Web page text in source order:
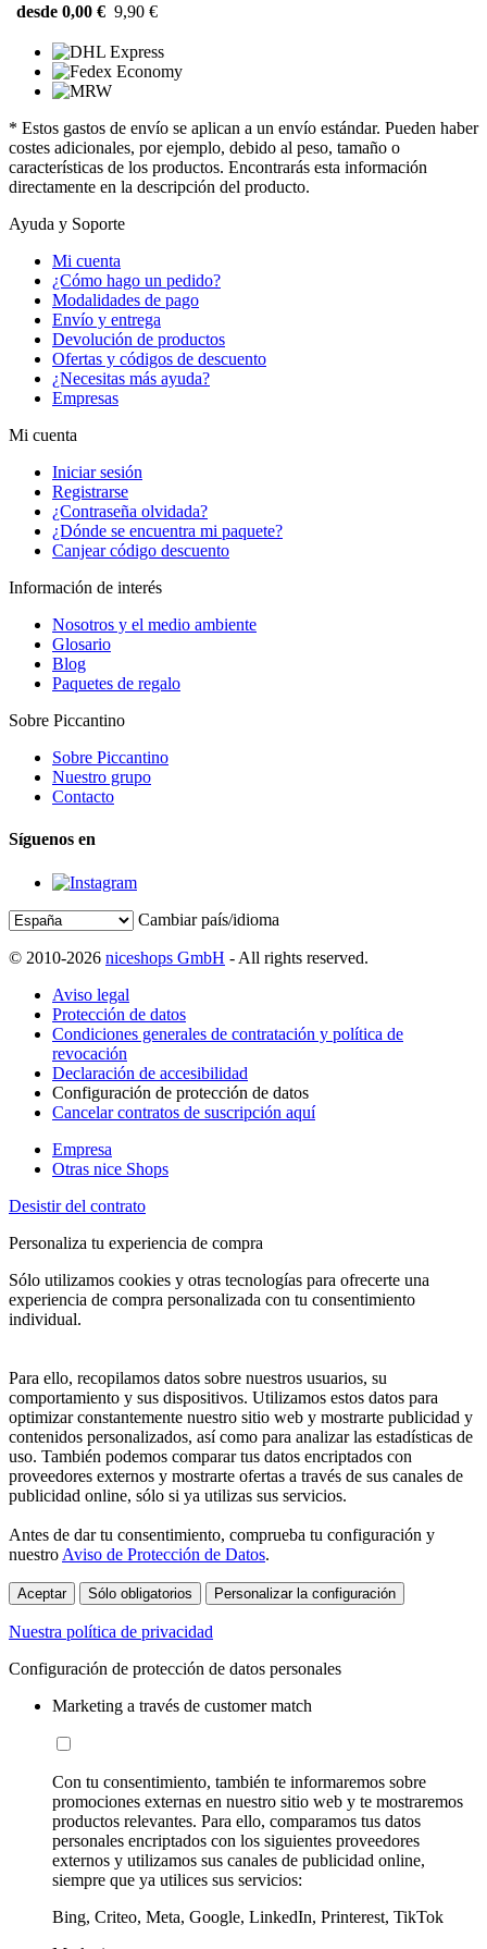
desde 0,00 € 9,90 €
* Estos gastos de envío se aplican a un envío estándar. Pueden haber
costes adicionales, por ejemplo, debido al peso, tamaño o
características de los productos. Encontrarás esta información
directamente en la descripción del producto.
Ayuda y Soporte
Mi cuenta
¿Cómo hago un pedido?
Modalidades de pago
Envío y entrega
Devolución de productos
Ofertas y códigos de descuento
¿Necesitas más ayuda?
Empresas
Mi cuenta
Iniciar sesión
Registrarse
¿Contraseña olvidada?
¿Dónde se encuentra mi paquete?
Canjear código descuento
Información de interés
Nosotros y el medio ambiente
Glosario
Blog
Paquetes de regalo
Sobre Piccantino
Sobre Piccantino
Nuestro grupo
Contacto
Síguenos en
Cambiar país/idioma
© 2010-2026 niceshops GmbH - All rights reserved.
Aviso legal
Protección de datos
Condiciones generales de contratación y política de
revocación
Declaración de accesibilidad
Configuración de protección de datos
Cancelar contratos de suscripción aquí
Empresa
Otras nice Shops
Desistir del contrato
Personaliza tu experiencia de compra
Sólo utilizamos cookies y otras tecnologías para ofrecerte una
experiencia de compra personalizada con tu consentimiento
individual.
Para ello, recopilamos datos sobre nuestros usuarios, su
comportamiento y sus dispositivos. Utilizamos estos datos para
optimizar constantemente nuestro sitio web y mostrarte publicidad y
contenidos personalizados, así como para analizar las estadísticas de
uso. También podemos comparar tus datos encriptados con
proveedores externos y mostrarte ofertas a través de sus canales de
publicidad online, sólo si ya utilizas sus servicios.
Antes de dar tu consentimiento, comprueba tu configuración y
nuestro Aviso de Protección de Datos.
Aceptar Sólo obligatorios Personalizar la configuración
Nuestra política de privacidad
Configuración de protección de datos personales
Marketing a través de customer match
Con tu consentimiento, también te informaremos sobre
promociones externas en nuestro sitio web y te mostraremos
productos relevantes. Para ello, comparamos tus datos
personales encriptados con los siguientes proveedores
externos y utilizamos sus canales de publicidad online,
siempre que ya utilices sus servicios:
Bing, Criteo, Meta, Google, LinkedIn, Printerest, TikTok